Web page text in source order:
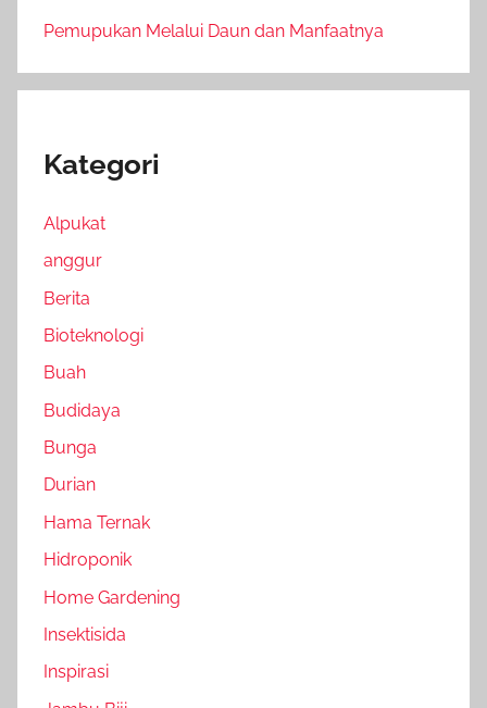
Pemupukan Melalui Daun dan Manfaatnya
Kategori
Alpukat
anggur
Berita
Bioteknologi
Buah
Budidaya
Bunga
Durian
Hama Ternak
Hidroponik
Home Gardening
Insektisida
Inspirasi